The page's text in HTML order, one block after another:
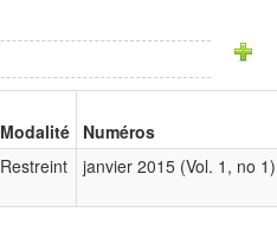
Modalité Numéros
Restreint janvier 2015 (Vol. 1, no